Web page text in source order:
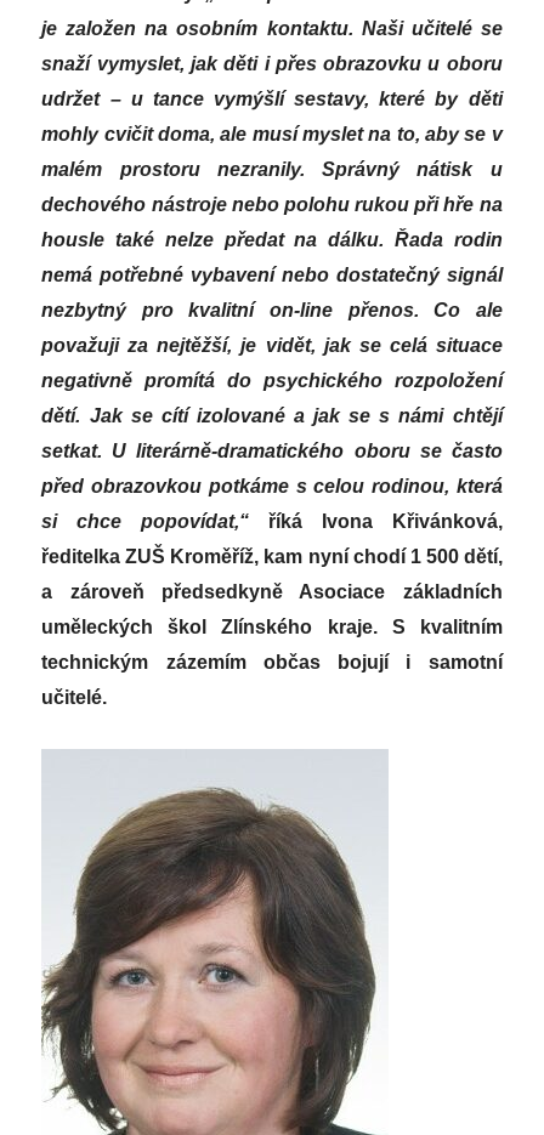
je založen na osobním kontaktu. Naši učitelé se
snaží vymyslet, jak děti i přes obrazovku u oboru
udržet – u tance vymýšlí sestavy, které by děti
mohly cvičit doma, ale musí myslet na to, aby se v
malém prostoru nezranily. Správný nátisk u
dechového nástroje nebo polohu rukou při hře na
housle také nelze předat na dálku. Řada rodin
nemá potřebné vybavení nebo dostatečný signál
nezbytný pro kvalitní on-line přenos. Co ale
považuji za nejtěžší, je vidět, jak se celá situace
negativně promítá do psychického rozpoložení
dětí. Jak se cítí izolované a jak se s námi chtějí
setkat. U literárně-dramatického oboru se často
před obrazovkou potkáme s celou rodinou, která
si chce popovídat,“ říká Ivona Křivánková,
ředitelka ZUŠ Kroměříž, kam nyní chodí 1 500 dětí,
a zároveň předsedkyně Asociace základních
uměleckých škol Zlínského kraje. S kvalitním
technickým zázemím občas bojují i samotní
učitelé.